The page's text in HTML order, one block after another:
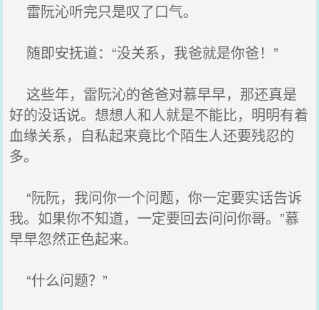
雷阮沁听完只是叹了口气。
随即安抚道：“没关系，我爸就是你爸！”
这些年，雷阮沁的爸爸对慕早早，那还真是
好的没话说。想想人和人就是不能比，明明有着
血缘关系，自私起来竟比个陌生人还要残忍的
多。
“阮阮，我问你一个问题，你一定要实话告诉
我。如果你不知道，一定要回去问问你哥。”慕
早早忽然正色起来。
“什么问题？”